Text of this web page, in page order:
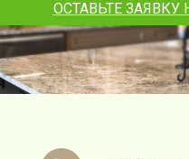
ОСТАВЬТЕ